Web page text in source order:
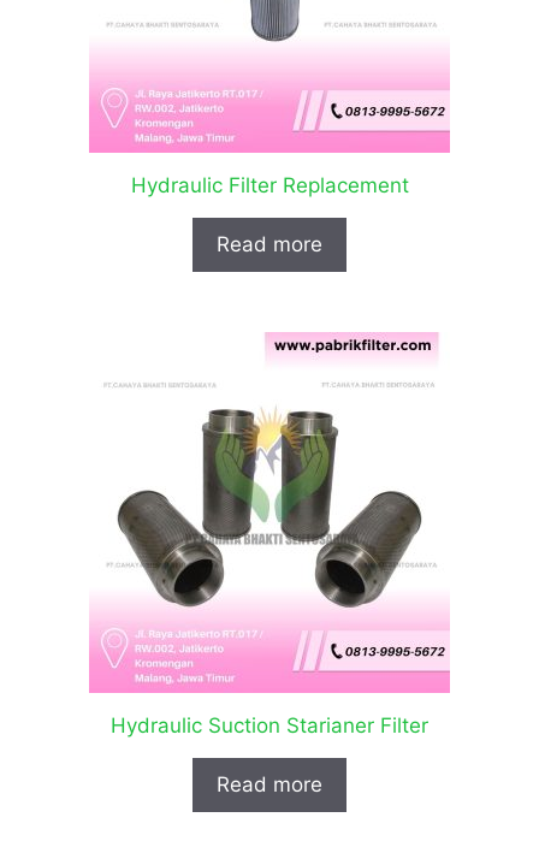
Hydraulic Filter Replacement
Read more
Hydraulic Suction Starianer Filter
Read more